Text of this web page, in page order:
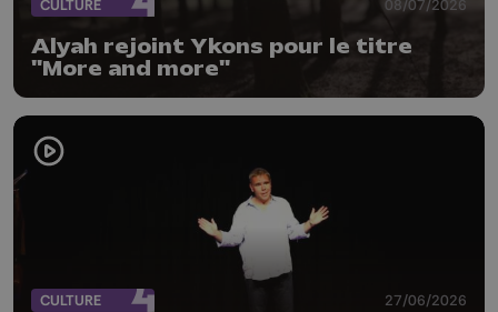
CULTURE 08/07/2026
Alyah rejoint Ykons pour le titre
"More and more"
CULTURE 27/06/2026